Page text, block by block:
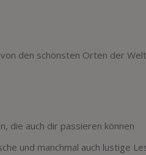
den schönsten Orten der
die auch dir passieren können
und manchmal auch lustige